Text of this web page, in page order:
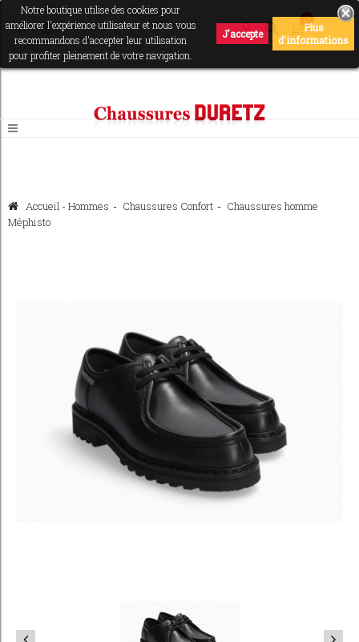
0
Notre boutique utilise des cookies pour
améliorer l'expérience utilisateur et nous vous
recommandons d'accepter leur utilisation
pour profiter pleinement de votre navigation.
J'accepte
Plus
d'informations
Accueil - Hommes Chaussures Confort
Chaussures homme
Méphisto